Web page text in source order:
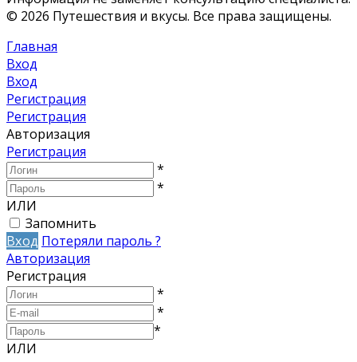
© 2026 Путешествия и вкусы. Все права защищены.
Главная
Вход
Вход
Регистрация
Регистрация
Авторизация
Регистрация
*
*
ИЛИ
Запомнить
Вход Потеряли пароль ?
Авторизация
Регистрация
*
*
*
ИЛИ